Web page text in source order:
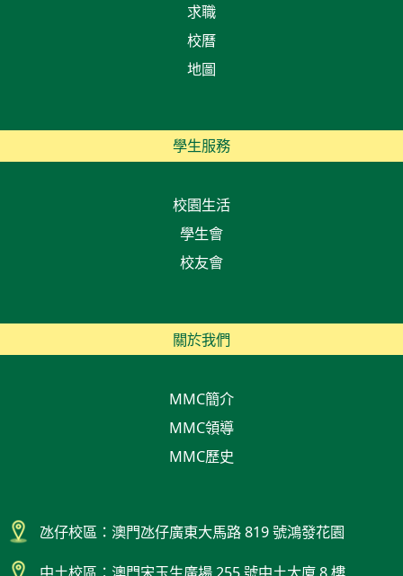
求職
校曆
地圖
學生服務
校園生活
學生會
校友會
關於我們
MMC簡介
MMC領導
MMC歷史
氹仔校區：澳門氹仔廣東大馬路 819 號鴻發花園